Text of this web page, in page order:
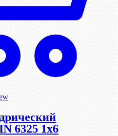
6325 1х6